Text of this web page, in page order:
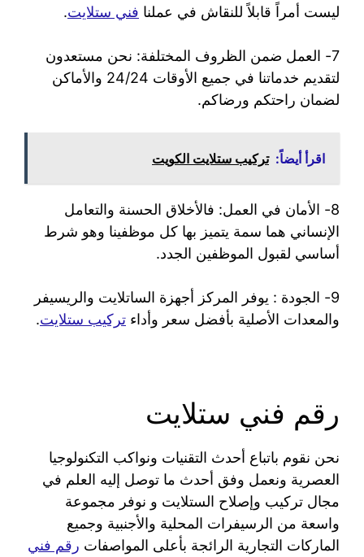
ليست أمراً قابلاً للنقاش في عملنا فني ستلايت.
7- العمل ضمن الظروف المختلفة: نحن مستعدون
لتقديم خدماتنا في جميع الأوقات 24/24 والأماكن
لضمان راحتكم ورضاكم.
اقرأ أيضاً: تركيب ستلايت الكويت
8- الأمان في العمل: فالأخلاق الحسنة والتعامل
الإنساني هما سمة يتميز بها كل موظفينا وهو شرط
أساسي لقبول الموظفين الجدد.
9- الجودة : يوفر المركز أجهزة الساتلايت والريسيفر
والمعدات الأصلية بأفضل سعر وأداء تركيب ستلايت.
رقم فني ستلايت
نحن نقوم باتباع أحدث التقنيات ونواكب التكنولوجيا
العصرية ونعمل وفق أحدث ما توصل إليه العلم في
مجال تركيب وإصلاح الستلايت و نوفر مجموعة
واسعة من الرسيفرات المحلية والأجنبية وجميع
الماركات التجارية الرائجة بأعلى المواصفات رقم فني